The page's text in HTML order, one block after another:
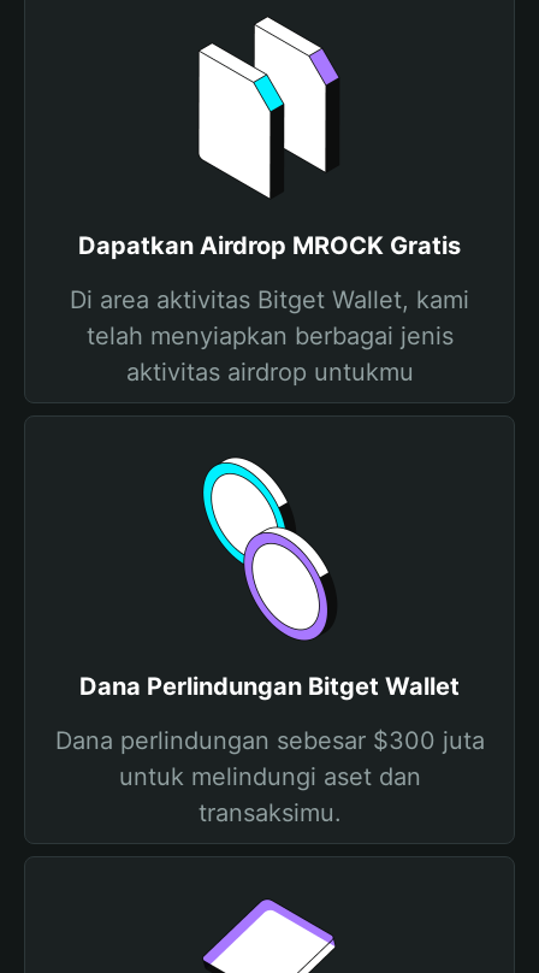
Dapatkan Airdrop MROCK Gratis
Di area aktivitas Bitget Wallet, kami
telah menyiapkan berbagai jenis
aktivitas airdrop untukmu
Dana Perlindungan Bitget Wallet
Dana perlindungan sebesar $300 juta
untuk melindungi aset dan
transaksimu.